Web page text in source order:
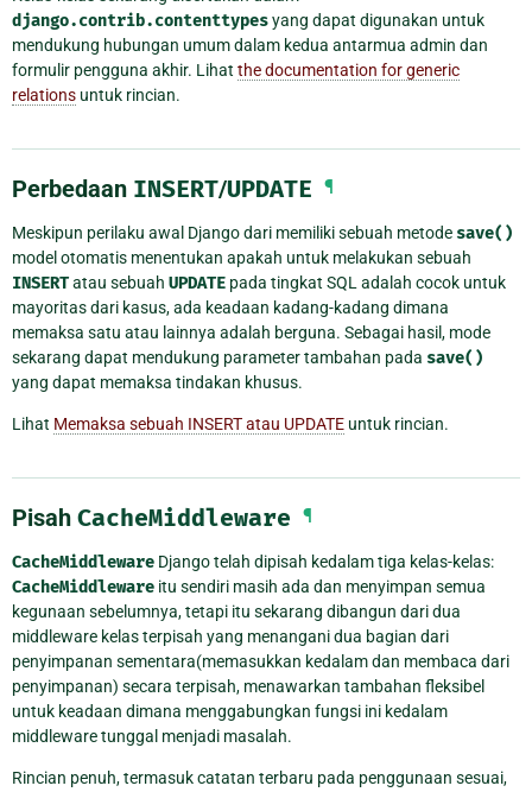
django.contrib.contenttypesyang dapat digunakan untuk
mendukung hubungan umum dalam kedua antarmua admin dan
formulir pengguna akhir. Lihat the documentation for generic
relations untuk rincian.
Perbedaan INSERT/UPDATE ¶
Meskipun perilaku awal Django dari memiliki sebuah metode save()
model otomatis menentukan apakah untuk melakukan sebuah
INSERTatau sebuah UPDATE pada tingkat SQL adalah cocok untuk
mayoritas dari kasus, ada keadaan kadang-kadang dimana
memaksa satu atau lainnya adalah berguna. Sebagai hasil, mode
sekarang dapat mendukung parameter tambahan pada save()
yang dapat memaksa tindakan khusus.
Lihat Memaksa sebuah INSERT atau UPDATE untuk rincian.
Pisah CacheMiddleware ¶
CacheMiddleware Django telah dipisah kedalam tiga kelas-kelas:
CacheMiddleware itu sendiri masih ada dan menyimpan semua
kegunaan sebelumnya, tetapi itu sekarang dibangun dari dua
middleware kelas terpisah yang menangani dua bagian dari
penyimpanan sementara(memasukkan kedalam dan membaca dari
penyimpanan) secara terpisah, menawarkan tambahan fleksibel
untuk keadaan dimana menggabungkan fungsi ini kedalam
middleware tunggal menjadi masalah.
Rincian penuh, termasuk catatan terbaru pada penggunaan sesuai,